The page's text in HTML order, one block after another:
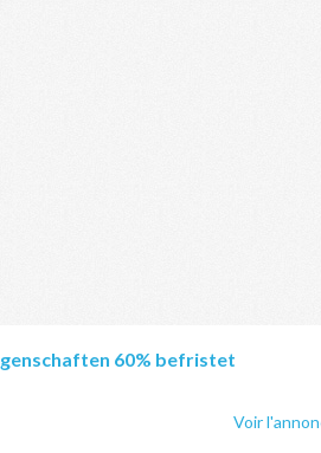
60% befristet
Voir